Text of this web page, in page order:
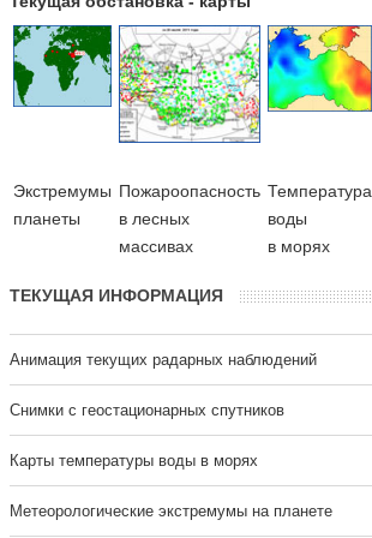
Экстремумы
планеты
Пожароопасность
в лесных
массивах
Температура
воды
в морях
ТЕКУЩАЯ ИНФОРМАЦИЯ
Анимация текущих радарных наблюдений
Cнимки с геостационарных спутников
Карты температуры воды в морях
Метеорологические экстремумы на планете